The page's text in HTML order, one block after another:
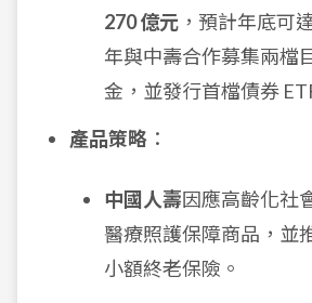
270 億元 ，預計年底可
年與中壽合作募集兩檔
金，並發行首檔債券
產品策略 ：
中國人壽因應高齡化社
醫療照護保障商品，並
小額終老保險。